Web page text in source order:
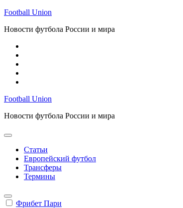
Перейти
содержимому
Football Union
Новости футбола России и мира
Football Union
Новости футбола России и мира
Статьи
Европейский футбол
Трансферы
Термины
Фрибет Пари